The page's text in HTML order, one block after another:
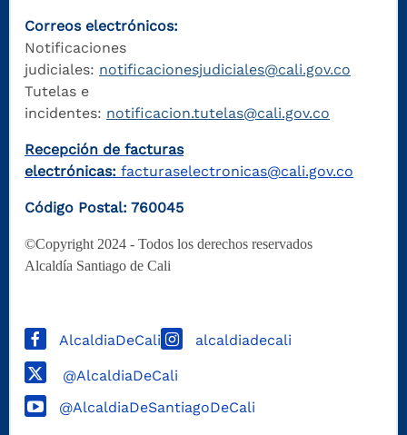
Correos electrónicos:
Notificaciones
judiciales: notificacionesjudiciales@cali.gov.co
Tutelas e
incidentes: notificacion.tutelas@cali.gov.co
Recepción de facturas
electrónicas: facturaselectronicas@cali.gov.co
Código Postal: 760045
©Copyright 2024 - Todos los derechos reservados
Alcaldía Santiago de Cali
AlcaldiaDeCali alcaldiadecali
@AlcaldiaDeCali
@AlcaldiaDeSantiagoDeCali